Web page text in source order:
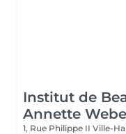
Institut de
Annette
1, Rue Philippe II Ville-